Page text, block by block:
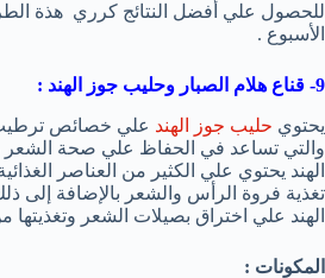
للحصول علي أفضل النتائج كرري هذة
الأسبوع .
9- قناع هلام الصبار وحليب جوز الهند :
يحتوي حليب جوز الهند علي خصائص ترطيب
والتي تساعد في الحفاظ علي صحة الشعر
الهند يحتوي علي الكثير من العناصر
تغذية فروة الرأس والشعر بالإضافة إلى
الهند علي اختراق بصيلات الشعر وتغذيتها
المكونات :